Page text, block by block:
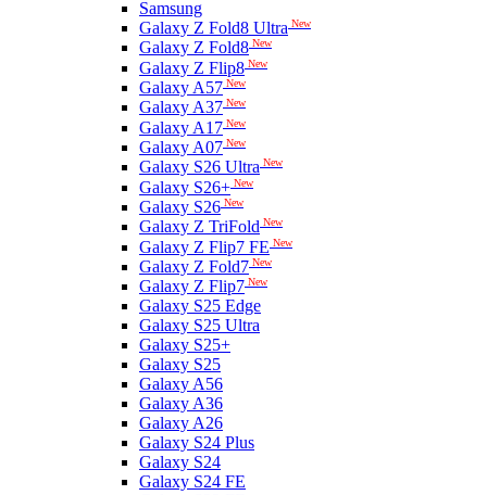
Samsung
Galaxy Z Fold8 Ultra New
Galaxy Z Fold8 New
Galaxy Z Flip8 New
Galaxy A57 New
Galaxy A37 New
Galaxy A17 New
Galaxy A07 New
Galaxy S26 Ultra New
Galaxy S26+ New
Galaxy S26 New
Galaxy Z TriFold New
Galaxy Z Flip7 FE New
Galaxy Z Fold7 New
Galaxy Z Flip7 New
Galaxy S25 Edge
Galaxy S25 Ultra
Galaxy S25+
Galaxy S25
Galaxy A56
Galaxy A36
Galaxy A26
Galaxy S24 Plus
Galaxy S24
Galaxy S24 FE